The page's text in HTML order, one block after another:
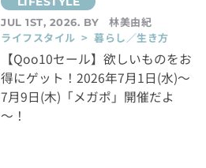
JUL 1ST, 2026. BY
林美由紀
ライフスタイル > 暮らし／生き方
【Qoo10セール】欲しいものをお
得にゲット！2026年7月1日(水)～
7月9日(木)「メガポ」開催だよ
～！